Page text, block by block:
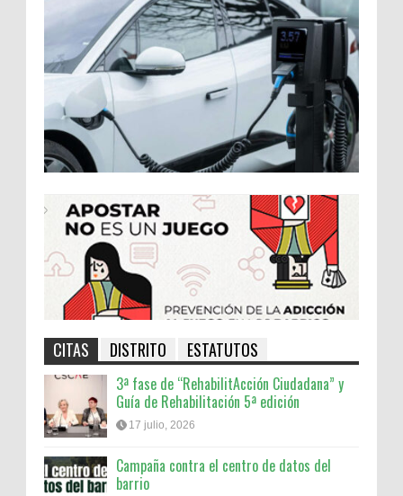
CITAS DISTRITO ESTATUTOS
3ª fase de “RehabilitAcción Ciudadana” y
Guía de Rehabilitación 5ª edición
17 julio, 2026
Campaña contra el centro de datos del
barrio